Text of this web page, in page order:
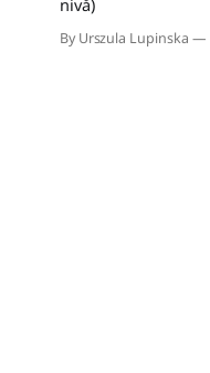
nivå)
By Urszula Lupinska